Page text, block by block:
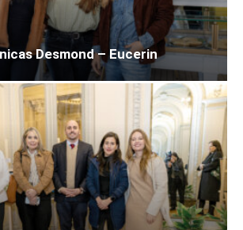
Desmond – Eucerin